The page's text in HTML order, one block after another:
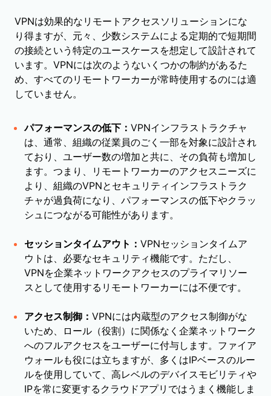
VPNは効果的なリモートアクセスソリューションにな
り得ますが、元々、少数システムによる定期的で短期間
の接続という特定のユースケースを想定して設計されて
います。VPNには次のようないくつかの制約があるた
め、すべてのリモートワーカーが常時使用するのには適
していません。
パフォーマンスの低下： VPNインフラストラクチャ
は、通常、組織の従業員のごく一部を対象に設計され
ており、ユーザー数の増加と共に、その負荷も増加し
ます。つまり、リモートワーカーのアクセスニーズに
より、組織のVPNとセキュリティインフラストラク
チャが過負荷になり、パフォーマンスの低下やクラッ
シュにつながる可能性があります。
セッションタイムアウト： VPNセッションタイムア
ウトは、必要なセキュリティ機能です。ただし、
VPNを企業ネットワークアクセスのプライマリソー
スとして使用するリモートワーカーには不便です。
アクセス制御： VPNには内蔵型のアクセス制御がな
いため、ロール（役割）に関係なく企業ネットワーク
へのフルアクセスをユーザーに付与します。ファイア
ウォールも役には立ちますが、多くはIPベースのルー
ルを使用していて、高レベルのデバイスモビリティや
IPを常に変更するクラウドアプリではうまく機能しま